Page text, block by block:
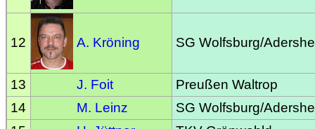
12 A. Kröning SG Wolfsburg/
13 J. Foit
Preußen Waltrop
14
M. Leinz
SG Wolfsburg/